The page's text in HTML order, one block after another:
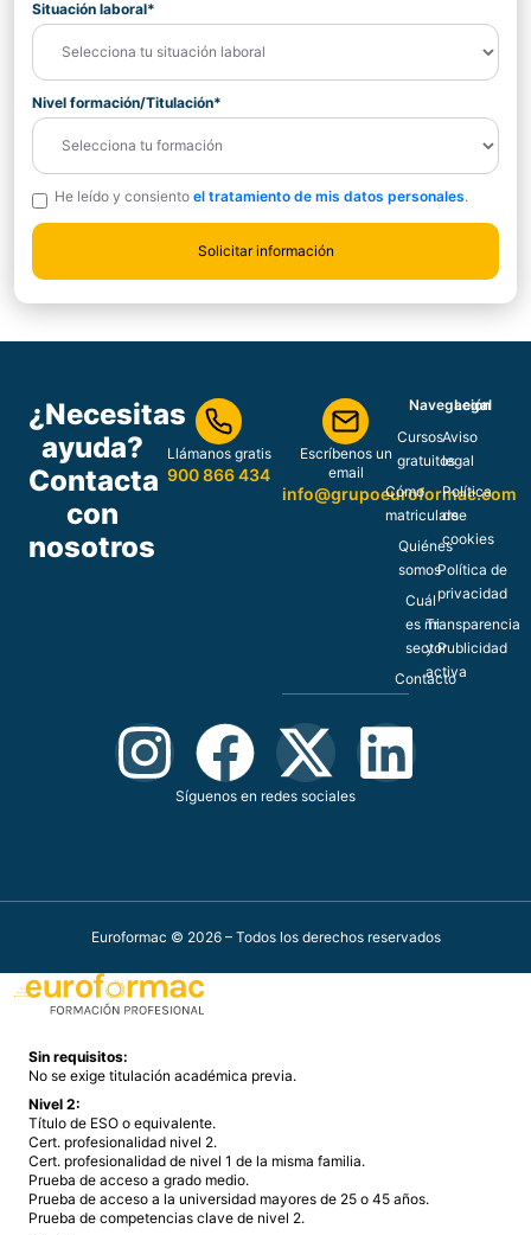
Situación laboral*
Nivel formación/Titulación*
He leído y consiento el tratamiento de mis datos personales.
¿Necesitas
ayuda?
Contacta
con
nosotros
Llámanos gratis
900 866 434
Escríbenos un
email
info@grupoeuroformac.com
Navegación
Cursos
gratuitos
Cómo
matricularse
Quiénes
somos
Cuál
es mi
sector
Contacto
Legal
Aviso
legal
Política
de
cookies
Política de
privacidad
Transparencia
y Publicidad
activa
Síguenos en redes sociales
Euroformac © 2026 – Todos los derechos reservados
Sin requisitos:
No se exige titulación académica previa.
Nivel 2:
Título de ESO o equivalente.
Cert. profesionalidad nivel 2.
Cert. profesionalidad de nivel 1 de la misma familia.
Prueba de acceso a grado medio.
Prueba de acceso a la universidad mayores de 25 o 45 años.
Prueba de competencias clave de nivel 2.